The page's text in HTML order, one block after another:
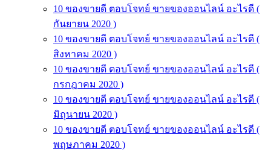
10 ของขายดี ตอบโจทย์ ขายของออนไลน์ อะไรดี (
กันยายน 2020 )
10 ของขายดี ตอบโจทย์ ขายของออนไลน์ อะไรดี (
สิงหาคม 2020 )
10 ของขายดี ตอบโจทย์ ขายของออนไลน์ อะไรดี (
กรกฎาคม 2020 )
10 ของขายดี ตอบโจทย์ ขายของออนไลน์ อะไรดี (
มิถุนายน 2020 )
10 ของขายดี ตอบโจทย์ ขายของออนไลน์ อะไรดี (
พฤษภาคม 2020 )